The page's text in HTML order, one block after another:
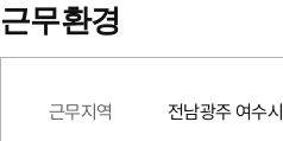
근무환경
근무지역 전남광주 여수시